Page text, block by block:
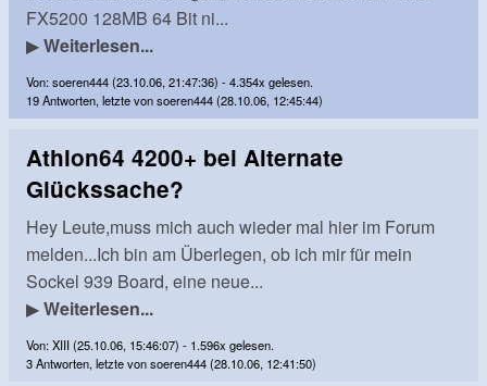
FX5200 128MB 64 Bit ni...
▶Weiterlesen...
Von: soeren444 (23.10.06, 21:47:36) - 4.354x gelesen.
19 Antworten, letzte von soeren444 (28.10.06, 12:45:44)
Athlon64 4200+ bei Alternate
Glückssache?
Hey Leute,muss mich auch wieder mal hier im Forum
melden...Ich bin am Überlegen, ob ich mir für mein
Sockel 939 Board, eine neue...
▶Weiterlesen...
Von: XIII (25.10.06, 15:46:07) - 1.596x gelesen.
3 Antworten, letzte von soeren444 (28.10.06, 12:41:50)